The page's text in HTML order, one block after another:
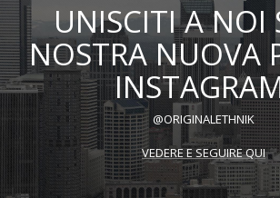
UNISCITI A NOI
NOSTRA NUOVA
@ORIGINALETHNIK
VEDERE E SEGUIRE QUI